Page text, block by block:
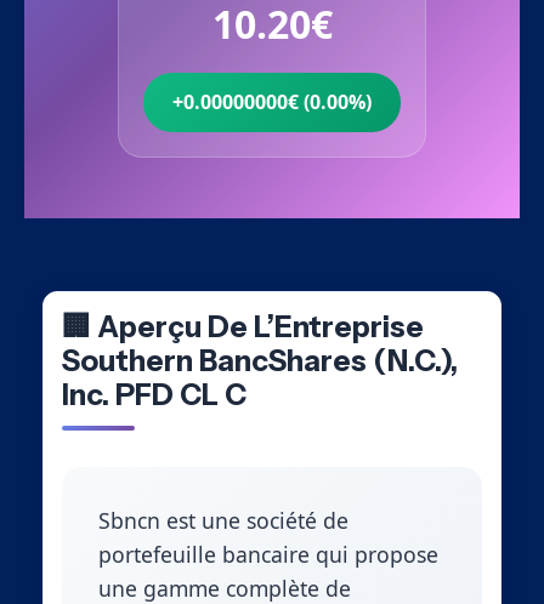
10.20€
+0.00000000€ (0.00%)
🏢 Aperçu De L’Entreprise
Southern BancShares (N.C.),
Inc. PFD CL C
Sbncn est une société de
portefeuille bancaire qui propose
une gamme complète de